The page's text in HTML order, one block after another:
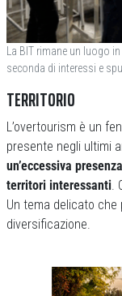
La BIT rimane un luogo
seconda di interessi e
TERRITORIO
L’overtourism è un
presente negli ultimi
un’eccessiva
territori interessanti.
Un tema delicato
diversificazione.